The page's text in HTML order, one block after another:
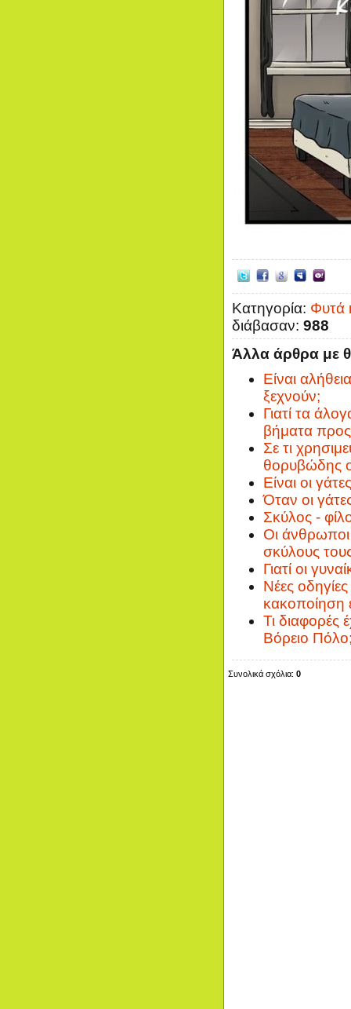
Κατηγορία: Φυτά
διάβασαν: 988
Άλλα άρθρα με
Είναι
ξεχνούν;
Γιατί τα
βήματα
Σε τι
θορυβώδης
Είναι οι
Όταν οι
Σκύλος -
Οι άνθρωποι
σκύλους
Γιατί οι
Νέες
κακοποίηση
Τι διαφορές
Βόρειο
Συνολικά σχόλια: 0